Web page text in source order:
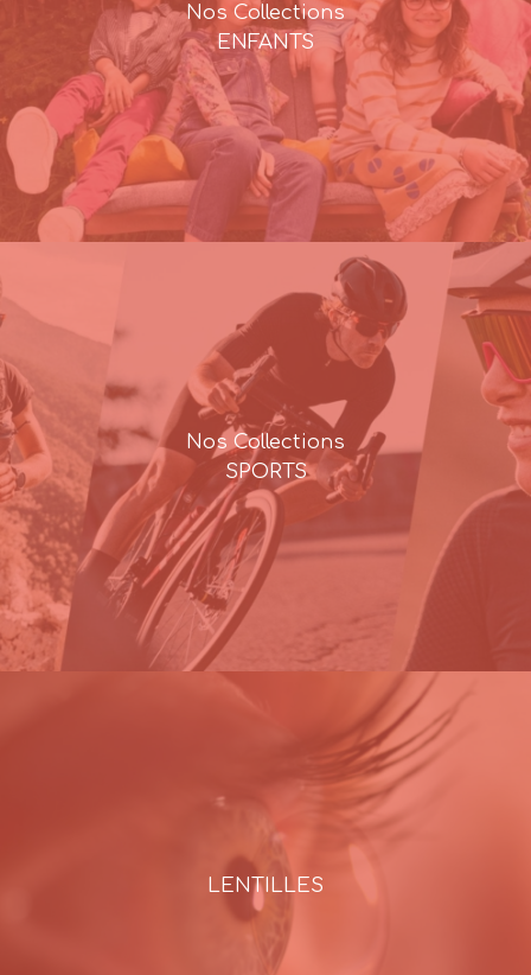
Nos Collections
ENFANTS
Nos Collections
SPORTS
LENTILLES